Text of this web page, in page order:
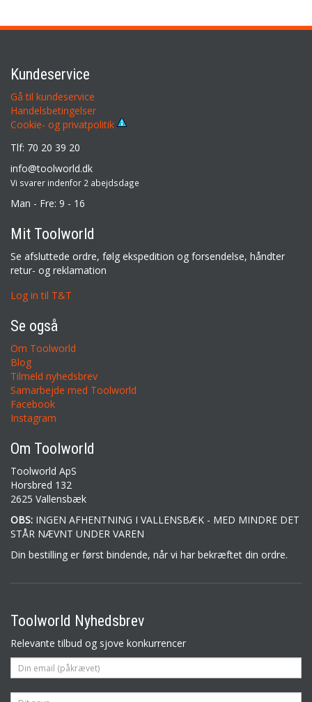
Kundeservice
Gå til kundeservice
Handelsbetingelser
Cookie- og privatpolitik
Tlf: 70 20 39 20
info@toolworld.dk
Vi svarer indenfor 2 abejdsdage
Man - Fre: 9 - 16
Mit Toolworld
Se afsluttede ordre, følg ekspedition og forsendelse, håndter
retur- og reklamation
Log in til T&T
Se også
Om Toolworld
Blog
Tilmeld nyhedsbrev
Samarbejde med Toolworld
Facebook
Instagram
Om Toolworld
Toolworld ApS
Horsbred 132
2625 Vallensbæk
OBS: INGEN AFHENTNING I VALLENSBÆK - MED MINDRE DET
STÅR NÆVNT UNDER VAREN
Din bestilling er først bindende, når vi har bekræftet din ordre.
Toolworld Nyhedsbrev
Relevante tilbud og sjove konkurrencer